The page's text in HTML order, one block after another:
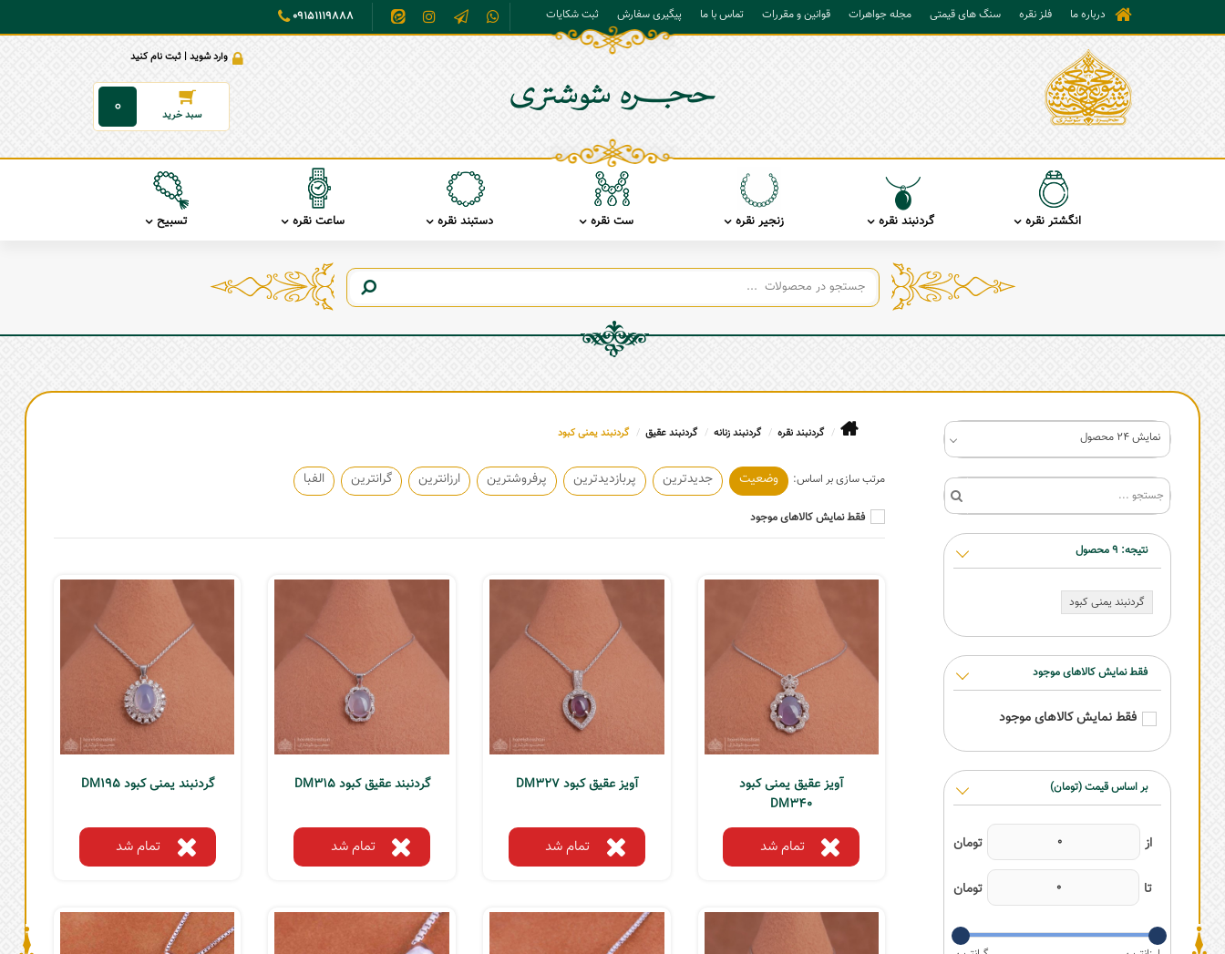
درباره ما فلز نقره سنگ های قیمتی مجله جواهرات قوانین و مقررات تماس با ما پیگیری سفارش ثبت شکایات 09151119888
وارد شوید | ثبت نام کنید
0
انگشتر نقره گردنبند نقره زنجیر نقره ست نقره دستبند نقره ساعت نقره تسبیح
گردنبند نقره گردنبند زنانه گردنبند عقیق گردنبند یمنی کبود
وضعیت جدیدترین پربازدیدترین پرفروشترین ارزانترین گرانترین الفبا
فقط نمایش کالاهای موجود
آویز عقیق یمنی کبود
DM340
تمام شد
آویز عقیق کبود DM327
تمام شد
گردنبند عقیق کبود DM315
تمام شد
گردنبند یمنی کبود DM195
تمام شد
نمایش 24 محصول
نتیجه: 9محصول
گردنبند یمنی کبود
فقط نمایش کالاهای موجود
فقط نمایش کالاهای موجود
بر اساس قیمت (تومان)